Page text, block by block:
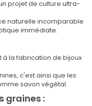
projet de culture ultra-
naturelle incomparable
immédiate.
la fabrication de bijoux
c'est ainsi que les
savon végétal.
graines :